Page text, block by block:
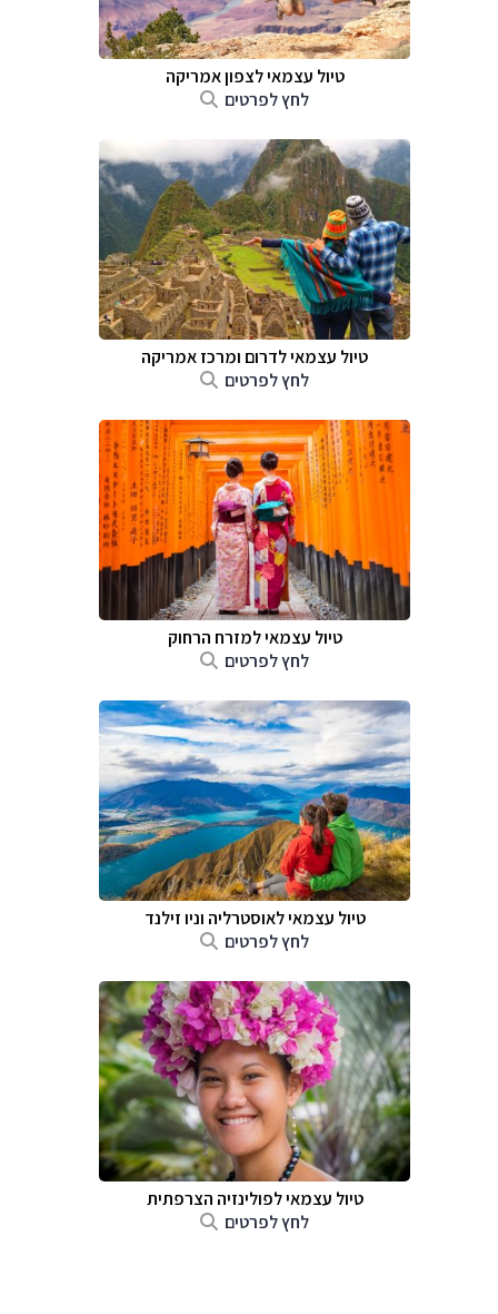
טיול עצמאי לצפון אמריקה
לחץ לפרטים
טיול עצמאי לדרום ומרכז אמריקה
לחץ לפרטים
טיול עצמאי למזרח הרחוק
לחץ לפרטים
טיול עצמאי לאוסטרליה וניו זילנד
לחץ לפרטים
טיול עצמאי לפולינזיה הצרפתית
לחץ לפרטים